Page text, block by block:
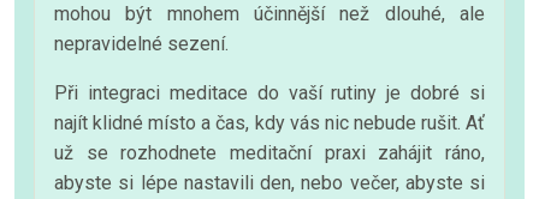
mohou být mnohem účinnější než dlouhé, ale
nepravidelné sezení.
Při integraci meditace do vaší rutiny je dobré si
najít klidné místo a čas, kdy vás nic nebude rušit. Ať
už se rozhodnete meditační praxi zahájit ráno,
abyste si lépe nastavili den, nebo večer, abyste si